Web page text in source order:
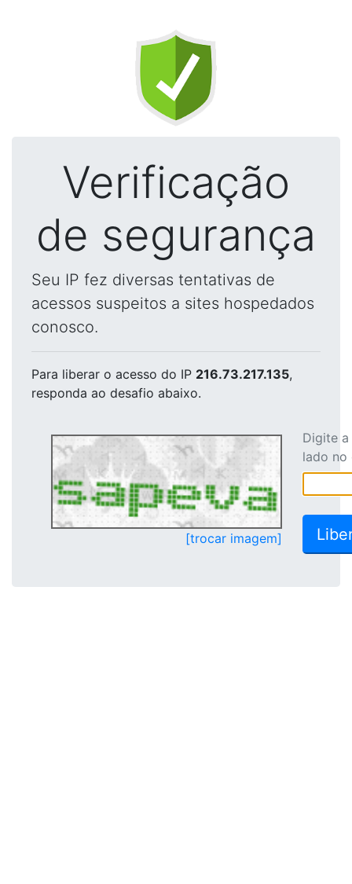
Verificação
de segurança
Seu IP fez diversas tentativas de
acessos suspeitos a sites hospedados
conosco.
Para liberar o acesso do IP 216.73.217.135,
responda ao desafio abaixo.
[trocar imagem]
Digite
lado no